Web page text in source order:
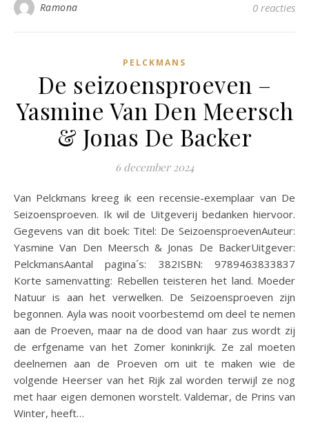
Ramona 0 reacties
PELCKMANS
De seizoensproeven –
Yasmine Van Den Meersch
& Jonas De Backer
6 december 2024
Van Pelckmans kreeg ik een recensie-exemplaar van De
Seizoensproeven. Ik wil de Uitgeverij bedanken hiervoor.
Gegevens van dit boek: Titel: De SeizoensproevenAuteur:
Yasmine Van Den Meersch & Jonas De BackerUitgever:
PelckmansAantal pagina´s: 382ISBN: 9789463833837
Korte samenvatting: Rebellen teisteren het land. Moeder
Natuur is aan het verwelken. De Seizoensproeven zijn
begonnen. Ayla was nooit voorbestemd om deel te nemen
aan de Proeven, maar na de dood van haar zus wordt zij
de erfgename van het Zomer koninkrijk. Ze zal moeten
deelnemen aan de Proeven om uit te maken wie de
volgende Heerser van het Rijk zal worden terwijl ze nog
met haar eigen demonen worstelt. Valdemar, de Prins van
Winter, heeft…